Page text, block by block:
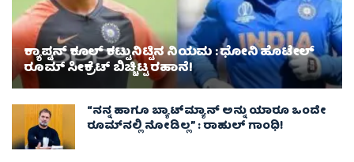
ಕ್ಯಾಪ್ಟನ್ ಕೂಲ್ ಕಟ್ಟುನಿಟ್ಟಿನ ನಿಯಮ : ಧೋನಿ ಹೊಟೇಲ್
ರೂಮ್ ಸೀಕ್ರೆಟ್ ಬಿಚ್ಚಿಟ್ಟ ರಹಾನೆ!
“ನನ್ನ ಹಾಗೂ ಬ್ಯಾಟ್‌ಮ್ಯಾನ್ ಅನ್ನು ಯಾರೂ ಒಂದೇ
ರೂಮ್‌ನಲ್ಲಿ ನೋಡಿಲ್ಲ” : ರಾಹುಲ್ ಗಾಂಧಿ!